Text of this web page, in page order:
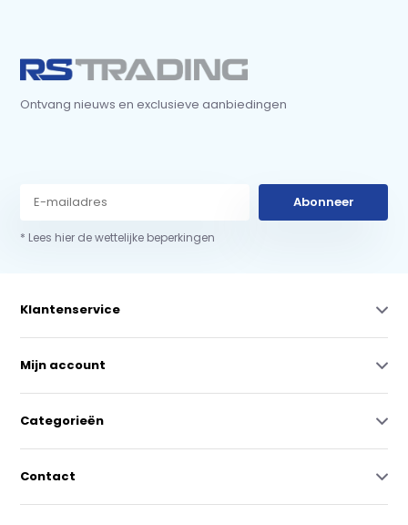
Ontvang nieuws en exclusieve aanbiedingen
Abonneer
* Lees hier de wettelijke beperkingen
Klantenservice
Mijn account
Categorieën
Contact